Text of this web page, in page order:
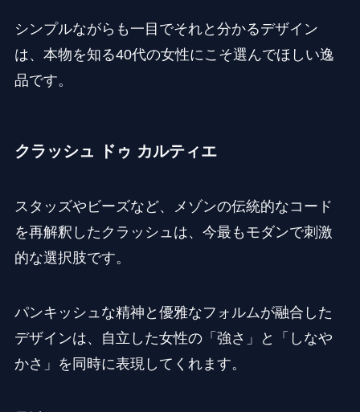
シンプルながらも一目でそれと分かるデザイン
は、本物を知る40代の女性にこそ選んでほしい逸
品です。
クラッシュ ドゥ カルティエ
スタッズやビーズなど、メゾンの伝統的なコード
を再解釈したクラッシュは、今最もモダンで刺激
的な選択肢です。
パンキッシュな精神と優雅なフォルムが融合した
デザインは、自立した女性の「強さ」と「しなや
かさ」を同時に表現してくれます。